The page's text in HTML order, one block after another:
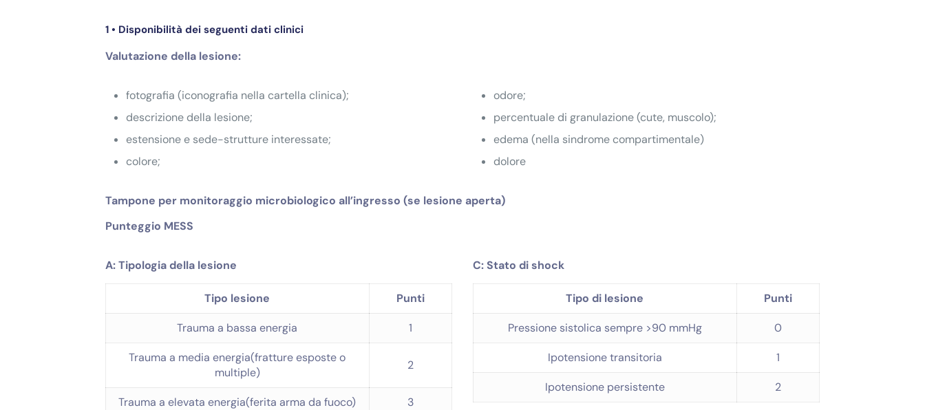
1 • Disponibilità dei seguenti dati clinici
Valutazione della lesione:
fotografia (iconografia nella cartella clinica);
descrizione della lesione;
estensione e sede-strutture interessate;
colore;
odore;
percentuale di granulazione (cute, muscolo);
edema (nella sindrome compartimentale)
dolore
Tampone per monitoraggio microbiologico all’ingresso (se lesione aperta)
Punteggio MESS
A: Tipologia della lesione
Tipo lesione Punti
Trauma a bassa energia 1
Trauma a media energia(fratture esposte o
multiple)
2
Trauma a elevata energia(ferita arma da fuoco) 3
C: Stato di shock
Tipo di lesione Punti
Pressione sistolica sempre >90 mmHg 0
Ipotensione transitoria 1
Ipotensione persistente 2